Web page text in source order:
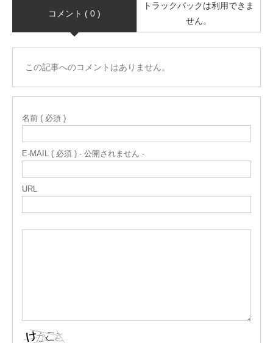
コメント ( 0 )
トラックバックは利用できま
せん。
この記事へのコメントはありません。
名前 ( 必須 )
E-MAIL ( 必須 ) - 公開されません -
URL